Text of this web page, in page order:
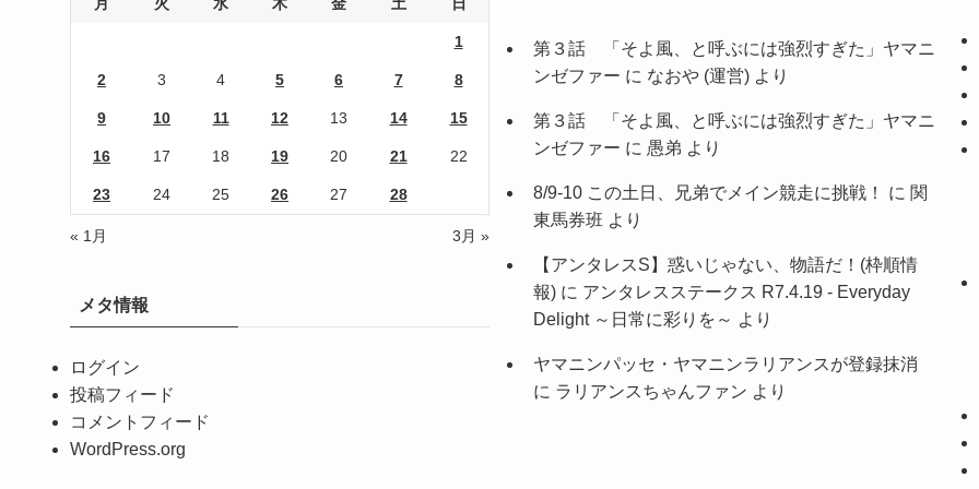
1
2 3 4 5 6 7 8
9 10 11 12 13 14 15
16 17 18 19 20 21 22
23 24 25 26 27 28
« 1月 3月 »
メタ情報
ログイン
投稿フィード
コメントフィード
WordPress.org
第３話 「そよ風、と呼ぶには強烈すぎた」ヤマニ
ンゼファー に なおや (運営) より
第３話 「そよ風、と呼ぶには強烈すぎた」ヤマニ
ンゼファー に 愚弟 より
8/9-10 この土日、兄弟でメイン競走に挑戦！ に 関
東馬券班 より
【アンタレスS】惑いじゃない、物語だ！(枠順情
報) に アンタレスステークス R7.4.19 - Everyday
Delight ～日常に彩りを～ より
ヤマニンパッセ・ヤマニンラリアンスが登録抹消
に ラリアンスちゃんファン より